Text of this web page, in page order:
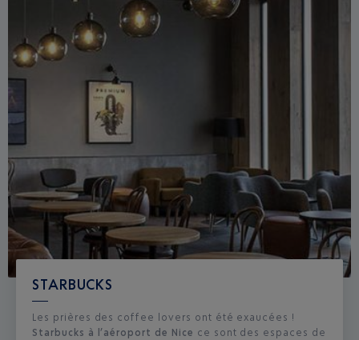
STARBUCKS
Les prières des coffee lovers ont été exaucées !
Starbucks à l’aéroport de Nice ce sont des espaces de